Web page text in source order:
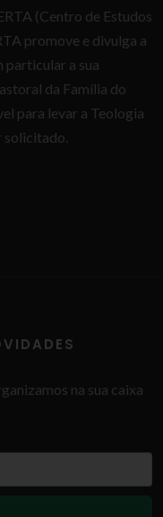
(Centro de Estudos
promove e divulga a
particular a sua
da Família do
para levar a Teologia
solicitado.
na sua caixa